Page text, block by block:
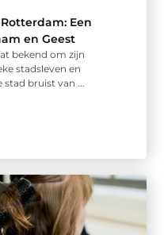
Een
en Geest
bekend om zijn
stadsleven en
stad bruist van ...